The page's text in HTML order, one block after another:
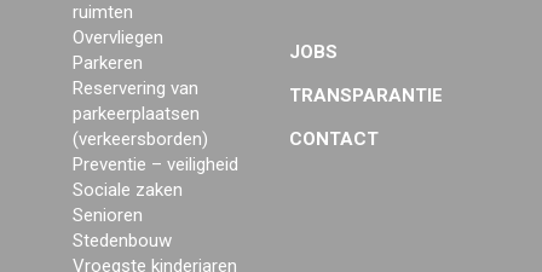
ruimten
Overvliegen
Parkeren
Reservering van
parkeerplaatsen
(verkeersborden)
Preventie – veiligheid
Sociale zaken
Senioren
Stedenbouw
Vroegste kinderjaren
JOBS
TRANSPARANTIE
CONTACT